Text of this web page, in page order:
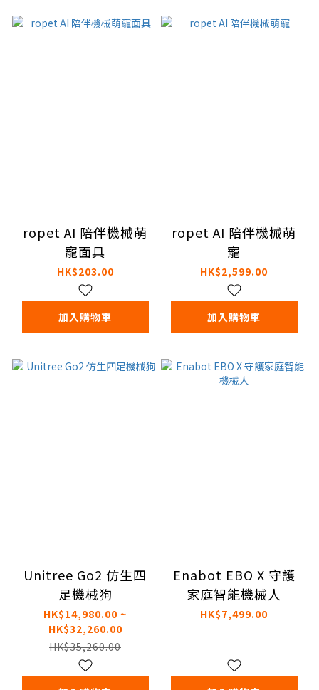
ropet AI 陪伴機械萌
寵面具
HK$203.00
加入購物車
ropet AI 陪伴機械萌
寵
HK$2,599.00
加入購物車
Unitree Go2 仿生四
足機械狗
HK$14,980.00 ~
HK$32,260.00
HK$35,260.00
Enabot EBO X 守護
家庭智能機械人
HK$7,499.00